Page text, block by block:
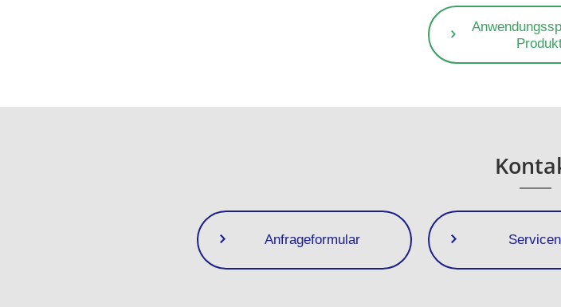
Anfrageformular